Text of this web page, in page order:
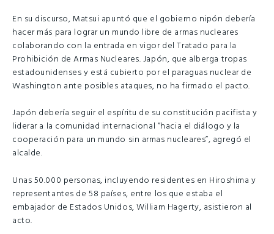
En su discurso, Matsui apuntó que el gobierno nipón debería
hacer más para lograr un mundo libre de armas nucleares
colaborando con la entrada en vigor del Tratado para la
Prohibición de Armas Nucleares. Japón, que alberga tropas
estadounidenses y está cubierto por el paraguas nuclear de
Washington ante posibles ataques, no ha firmado el pacto.
Japón debería seguir el espíritu de su constitución pacifista y
liderar a la comunidad internacional “hacia el diálogo y la
cooperación para un mundo sin armas nucleares”, agregó el
alcalde.
Unas 50.000 personas, incluyendo residentes en Hiroshima y
representantes de 58 países, entre los que estaba el
embajador de Estados Unidos, William Hagerty, asistieron al
acto.